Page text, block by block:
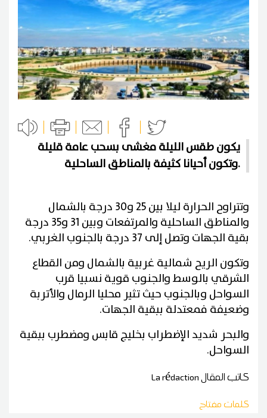
يكون طقس الليلة مغشى بسحب عامة قليلة
وتكون أحيانا كثيفة بالمناطق الساحلية.
وتتراوح الحرارة ليلا بين 25 و30 درجة بالشمال
والمناطق الساحلية والمرتفعات وبين 31 و35 درجة
بقية الجهات وتصل إلى 37 درجة بالجنوب الغربي.
وتكون الريح شمالية غربية بالشمال ومن القطاع
الشرقي بالوسط والجنوب قوية نسبيا قرب
السواحل وبالجنوب حيث تثير محليا الرمال والأتربة
وضعيفة فمعتدلة ببقية الجهات.
والبحر شديد الإضطراب بخليج قابس ومضطرب ببقية
السواحل.
كاتب المقالLa rédaction
كلمات مفتاح